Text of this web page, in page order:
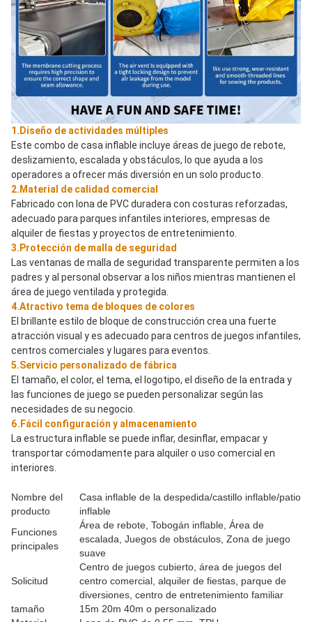
1.Diseño de actividades múltiples
Este combo de casa inflable incluye áreas de juego de rebote,
deslizamiento, escalada y obstáculos, lo que ayuda a los
operadores a ofrecer más diversión en un solo producto.
2.Material de calidad comercial
Fabricado con lona de PVC duradera con costuras reforzadas,
adecuado para parques infantiles interiores, empresas de
alquiler de fiestas y proyectos de entretenimiento.
3.Protección de malla de seguridad
Las ventanas de malla de seguridad transparente permiten a los
padres y al personal observar a los niños mientras mantienen el
área de juego ventilada y protegida.
4.Atractivo tema de bloques de colores
El brillante estilo de bloque de construcción crea una fuerte
atracción visual y es adecuado para centros de juegos infantiles,
centros comerciales y lugares para eventos.
5.Servicio personalizado de fábrica
El tamaño, el color, el tema, el logotipo, el diseño de la entrada y
las funciones de juego se pueden personalizar según las
necesidades de su negocio.
6.Fácil configuración y almacenamiento
La estructura inflable se puede inflar, desinflar, empacar y
transportar cómodamente para alquiler o uso comercial en
interiores.
Nombre del
producto
Casa inflable de la despedida/castillo inflable/patio
inflable
Funciones
principales
Área de rebote, Tobogán inflable, Área de
escalada, Juegos de obstáculos, Zona de juego
suave
Solicitud
Centro de juegos cubierto, área de juegos del
centro comercial, alquiler de fiestas, parque de
diversiones, centro de entretenimiento familiar
tamaño
15m 20m 40m o personalizado